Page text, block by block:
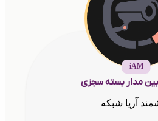
iAM
مدار بسته سجزی
آریا شبکه